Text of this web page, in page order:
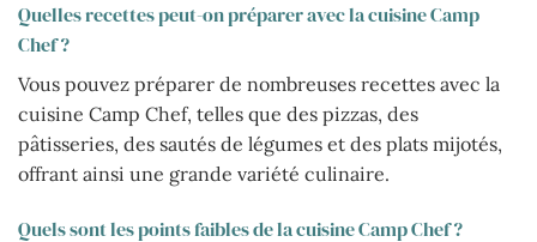
Quelles recettes peut-on préparer avec la cuisine Camp
Chef ?
Vous pouvez préparer de nombreuses recettes avec la
cuisine Camp Chef, telles que des pizzas, des
pâtisseries, des sautés de légumes et des plats mijotés,
offrant ainsi une grande variété culinaire.
Quels sont les points faibles de la cuisine Camp Chef ?